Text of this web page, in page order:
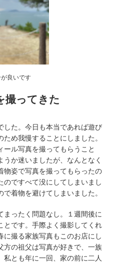
良いです
撮ってきた
した。今日も本当であれば遊び
め我慢することにしました。
ル写真を撮ってもらうこと
か迷いましたが、なんとなく
物姿で写真を撮ってもらったの
のですべて没にしてしまいまし
着物を避けてしまいました。
まったく問題なし。１週間後に
とです。手際よく撮影してくれ
に撮る家族写真もこのお店にし
方の祖父は写真が好きで、一族
私とも年に一回、家の前に二人